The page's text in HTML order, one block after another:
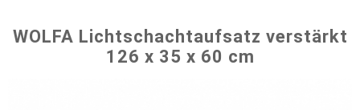
WOLFA Lichtschachtaufsatz verstärkt
126 x 35 x 60 cm